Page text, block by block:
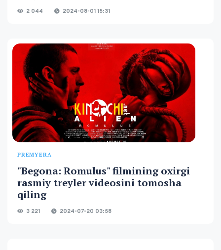
2 044 2024-08-01 15:31
PREMYERA
"Begona: Romulus" filmining oxirgi
rasmiy treyler videosini tomosha
qiling
3 221 2024-07-20 03:58